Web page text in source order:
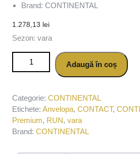
Brand: CONTINENTAL
1.278,13 lei
Sezon: vara
Cantitate Anvelopa vara
CONTACT 6 RUN FLAT 245/50 R19
Adaugă în coș
Categorie: CONTINENTAL
Etichete: Anvelopa, CONTACT,
Premium, RUN, vara
Brand: CONTINENTAL